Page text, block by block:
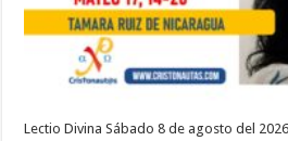
Lectio Divina Sábado 8 de agosto del